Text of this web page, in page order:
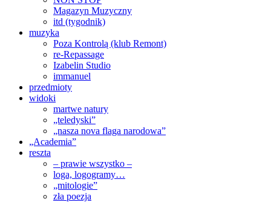
Magazyn Muzyczny
itd (tygodnik)
muzyka
Poza Kontrolą (klub Remont)
re-Repassage
Izabelin Studio
immanuel
przedmioty
widoki
martwe natury
„teledyski”
„nasza nova flaga narodowa”
„Academia”
reszta
– prawie wszystko –
loga, logogramy…
„mitologie”
zła poezja